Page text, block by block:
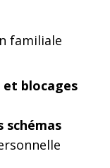
familiale
blocages
schémas